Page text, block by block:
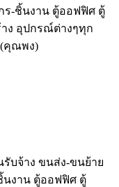
ร-ชิ้นงาน ตู้ออฟฟิศ ตู้
ง อุปกรณ์ต่างๆทุก
(คุณพง)
รับจ้าง ขนส่ง-ขนย้าย
นงาน ตู้ออฟฟิศ ตู้